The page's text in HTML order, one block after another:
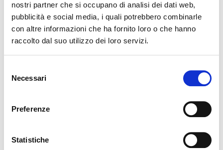
nostri partner che si occupano di analisi dei dati web,
pubblicità e social media, i quali potrebbero combinarle
con altre informazioni che ha fornito loro o che hanno
raccolto dal suo utilizzo dei loro servizi.
delNecessari
Preferenze
Statistiche
Sabato 21 giugno
19:30 - Apertura del Ristorante "Giostra del Borgo" e
dell'Hostaria.
20:30 - Spettacolo dei "SALTAFOSSUM": Musica, Teatro di
figura, interazione e giocoleria con il fuoco.
Domenica 22 giugno
20:30 - Spettacolo dei "SALTAFOSSUM": Musica, Teatro di